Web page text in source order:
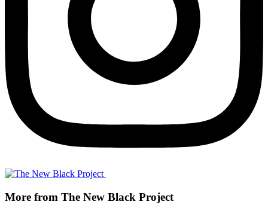
More from The New Black Project